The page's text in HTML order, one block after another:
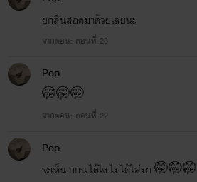
ยกสินสอดมาด้วยเลยนะ
จากตอน: ตอนที่ 23
Pop
🤭🤭🤭
จากตอน: ตอนที่ 22
Pop
จะเห็น กกน ได้ไง ไม่ได้ใส่มา 🤭🤭🤭